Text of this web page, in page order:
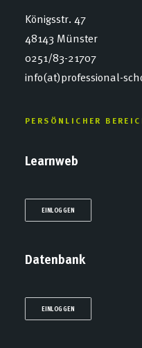
Königsstr. 47
48143 Münster
0251/83-21707
info(at)professional-
PERSÖNLICHER
Learnweb
EINLOGGEN
Datenbank
EINLOGGEN